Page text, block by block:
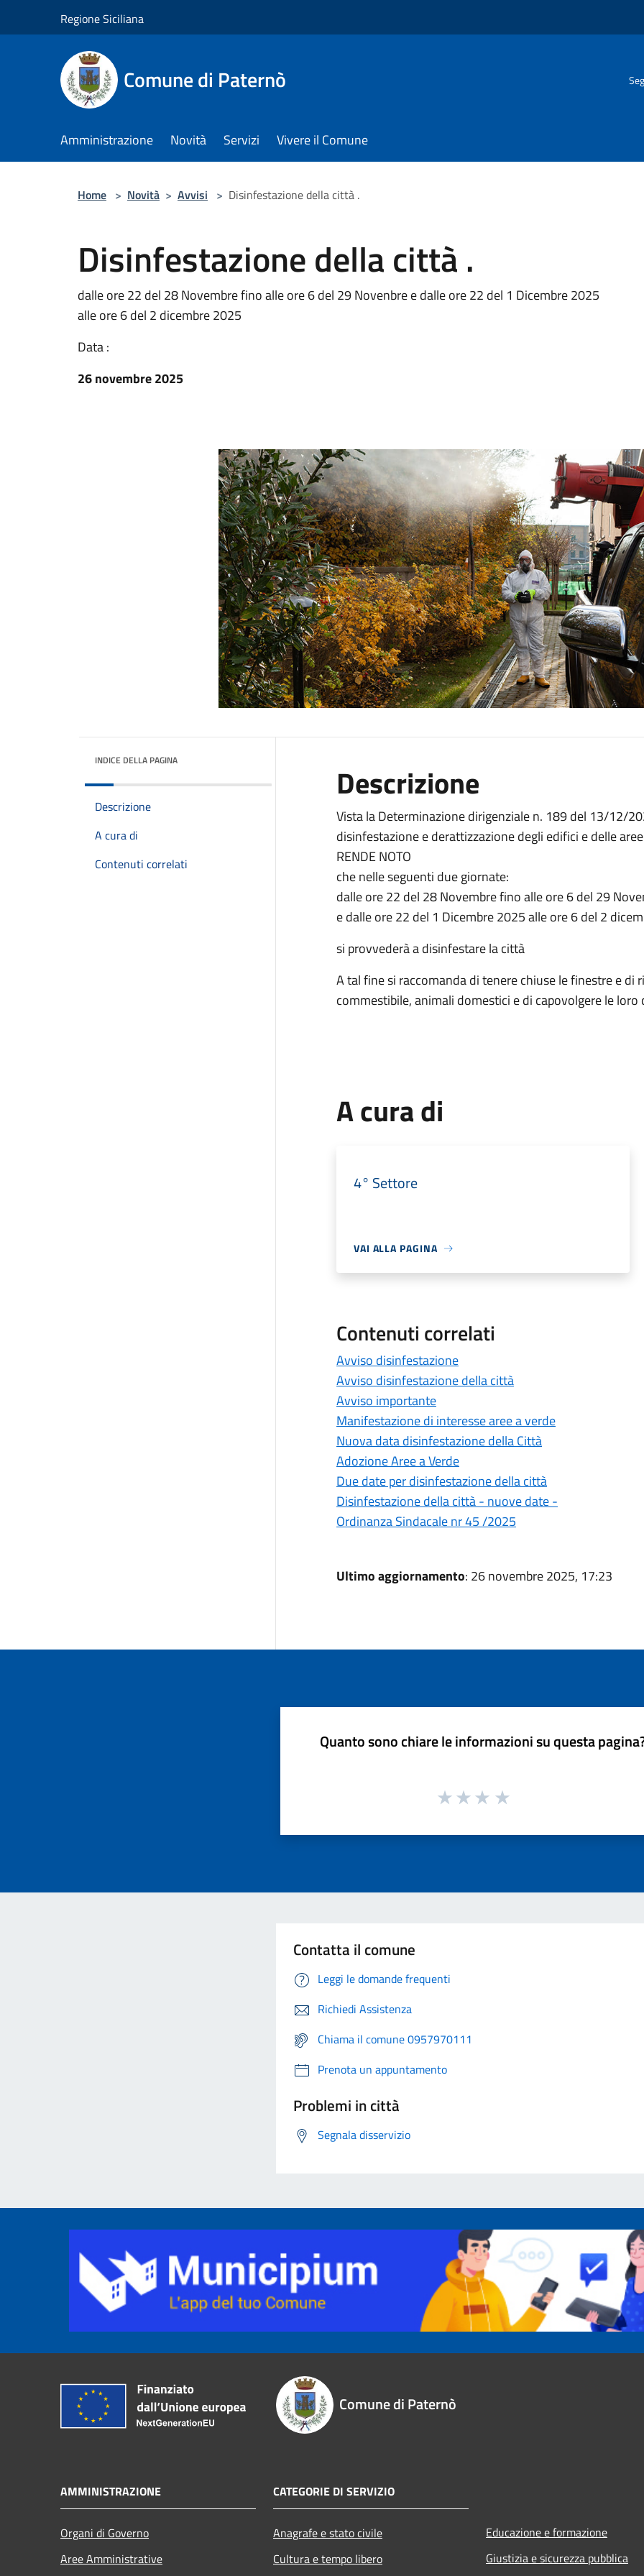
Regione Siciliana
Comune di Paternò
Amministrazione Novità Servizi Vivere il Comune
Home > Novità > Avvisi > Disinfestazione della città .
Disinfestazione della città .
dalle ore 22 del 28 Novembre fino alle ore 6 del 29 Novenbre e dalle ore 22 del 1 Dicembre 2025
alle ore 6 del 2 dicembre 2025
Data :
26 novembre 2025
INDICE DELLA PAGINA
Descrizione
A cura di
Contenuti correlati
Descrizione
Vista la Determinazione dirigenziale n. 189 del 13/12/
disinfestazione e derattizzazione degli edifici e delle
RENDE NOTO
che nelle seguenti due giornate:
dalle ore 22 del 28 Novembre fino alle ore 6 del 29
e dalle ore 22 del 1 Dicembre 2025 alle ore 6 del 2
si provvederà a disinfestare la città
A tal fine si raccomanda di tenere chiuse le finestre e di
commestibile, animali domestici e di capovolgere le loro
A cura di
4° Settore
VAI ALLA PAGINA
Contenuti correlati
Avviso disinfestazione
Avviso disinfestazione della città
Avviso importante
Manifestazione di interesse aree a verde
Nuova data disinfestazione della Città
Adozione Aree a Verde
Due date per disinfestazione della città
Disinfestazione della città - nuove date -
Ordinanza Sindacale nr 45 /2025
Ultimo aggiornamento: 26 novembre 2025, 17:23
Quanto sono chiare le informazioni su questa
Contatta il comune
Leggi le domande frequenti
Richiedi Assistenza
Chiama il comune 0957970111
Prenota un appuntamento
Problemi in città
Segnala disservizio
Comune di Paternò
AMMINISTRAZIONE
Organi di Governo
Aree Amministrative
CATEGORIE DI SERVIZIO
Anagrafe e stato civile
Cultura e tempo libero
Educazione e formazione
Giustizia e sicurezza pubblica